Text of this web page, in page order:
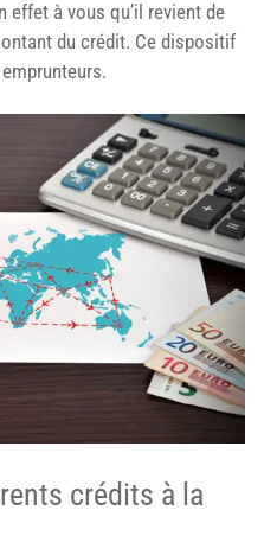
effet à vous qu’il revient de
du crédit. Ce dispositif
crédits à la